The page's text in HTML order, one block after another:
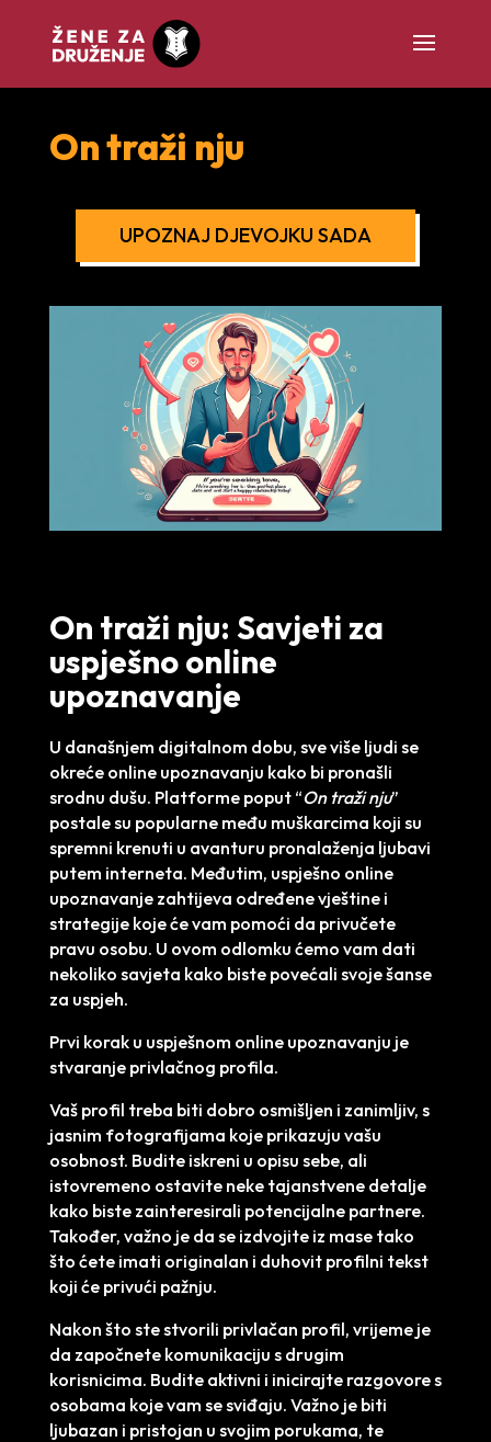
On traži nju
UPOZNAJ DJEVOJKU SADA
On traži nju: Savjeti za
uspješno online
upoznavanje
U današnjem digitalnom dobu, sve više ljudi se
okreće online upoznavanju kako bi pronašli
srodnu dušu. Platforme poput “On traži nju”
postale su popularne među muškarcima koji su
spremni krenuti u avanturu pronalaženja ljubavi
putem interneta. Međutim, uspješno online
upoznavanje zahtijeva određene vještine i
strategije koje će vam pomoći da privučete
pravu osobu. U ovom odlomku ćemo vam dati
nekoliko savjeta kako biste povećali svoje šanse
za uspjeh.
Prvi korak u uspješnom online upoznavanju je
stvaranje privlačnog profila.
Vaš profil treba biti dobro osmišljen i zanimljiv, s
jasnim fotografijama koje prikazuju vašu
osobnost. Budite iskreni u opisu sebe, ali
istovremeno ostavite neke tajanstvene detalje
kako biste zainteresirali potencijalne partnere.
Također, važno je da se izdvojite iz mase tako
što ćete imati originalan i duhovit profilni tekst
koji će privući pažnju.
Nakon što ste stvorili privlačan profil, vrijeme je
da započnete komunikaciju s drugim
korisnicima. Budite aktivni i inicirajte razgovore s
osobama koje vam se sviđaju. Važno je biti
ljubazan i pristojan u svojim porukama, te